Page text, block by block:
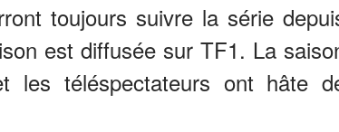
toujours suivre la série
est diffusée sur TF1. La
les téléspectateurs ont hâte